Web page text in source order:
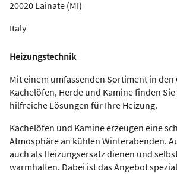
20020 Lainate (MI)
Italy
Heizungstechnik
Mit einem umfassenden Sortiment in den
Kachelöfen, Herde und Kamine finden
hilfreiche Lösungen für Ihre Heizung.
Kachelöfen und Kamine erzeugen eine
Atmosphäre an kühlen Winterabenden.
auch als Heizungsersatz dienen und
warmhalten. Dabei ist das Angebot